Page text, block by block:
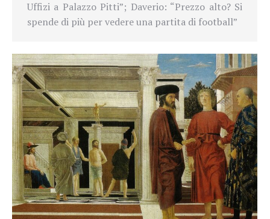
Uffizi a Palazzo Pitti”; Daverio: “Prezzo alto? Si
spende di più pervedere una partita di football”